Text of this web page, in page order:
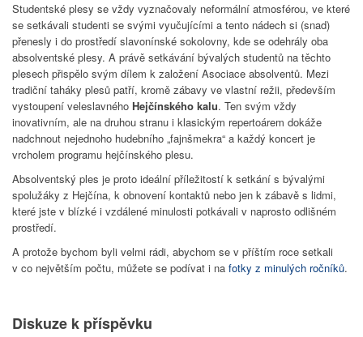
Síť absolventů
Fórum
Newsletter
Chci se registrovat
Přihlásit se
Obchůdek
Studentské plesy se vždy vyznačovaly neformální atmosférou, ve které
se setkávali studenti se svými vyučujícími a tento nádech si (snad)
přenesly i do prostředí slavonínské sokolovny, kde se odehrály oba
absolventské plesy. A právě setkávání bývalých studentů na těchto
plesech přispělo svým dílem k založení Asociace absolventů. Mezi
tradiční taháky plesů patří, kromě zábavy ve vlastní režii, především
vystoupení veleslavného Hejčínského kalu. Ten svým vždy
inovativním, ale na druhou stranu i klasickým repertoárem dokáže
nadchnout nejednoho hudebního „fajnšmekra“ a každý koncert je
vrcholem programu hejčínského plesu.
Absolventský ples je proto ideální příležitostí k setkání s bývalými
spolužáky z Hejčína, k obnovení kontaktů nebo jen k zábavě s lidmi,
které jste v blízké i vzdálené minulosti potkávali v naprosto odlišném
prostředí.
A protože bychom byli velmi rádi, abychom se v příštím roce setkali
v co největším počtu, můžete se podívat i na fotky z minulých ročníků.
Diskuze k příspěvku